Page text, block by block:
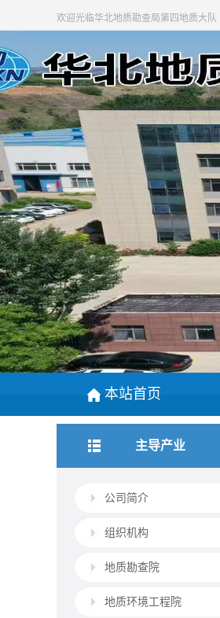
欢迎光临华北地质勘查局第四地质大队
本站首页
主导产业
公司简介
组织机构
地质勘查院
地质环境工程院